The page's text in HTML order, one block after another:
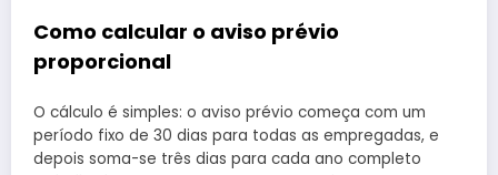
Como calcular o aviso prévio
proporcional
O cálculo é simples: o aviso prévio começa com um
período fixo de 30 dias para todas as empregadas, e
depois soma-se três dias para cada ano completo